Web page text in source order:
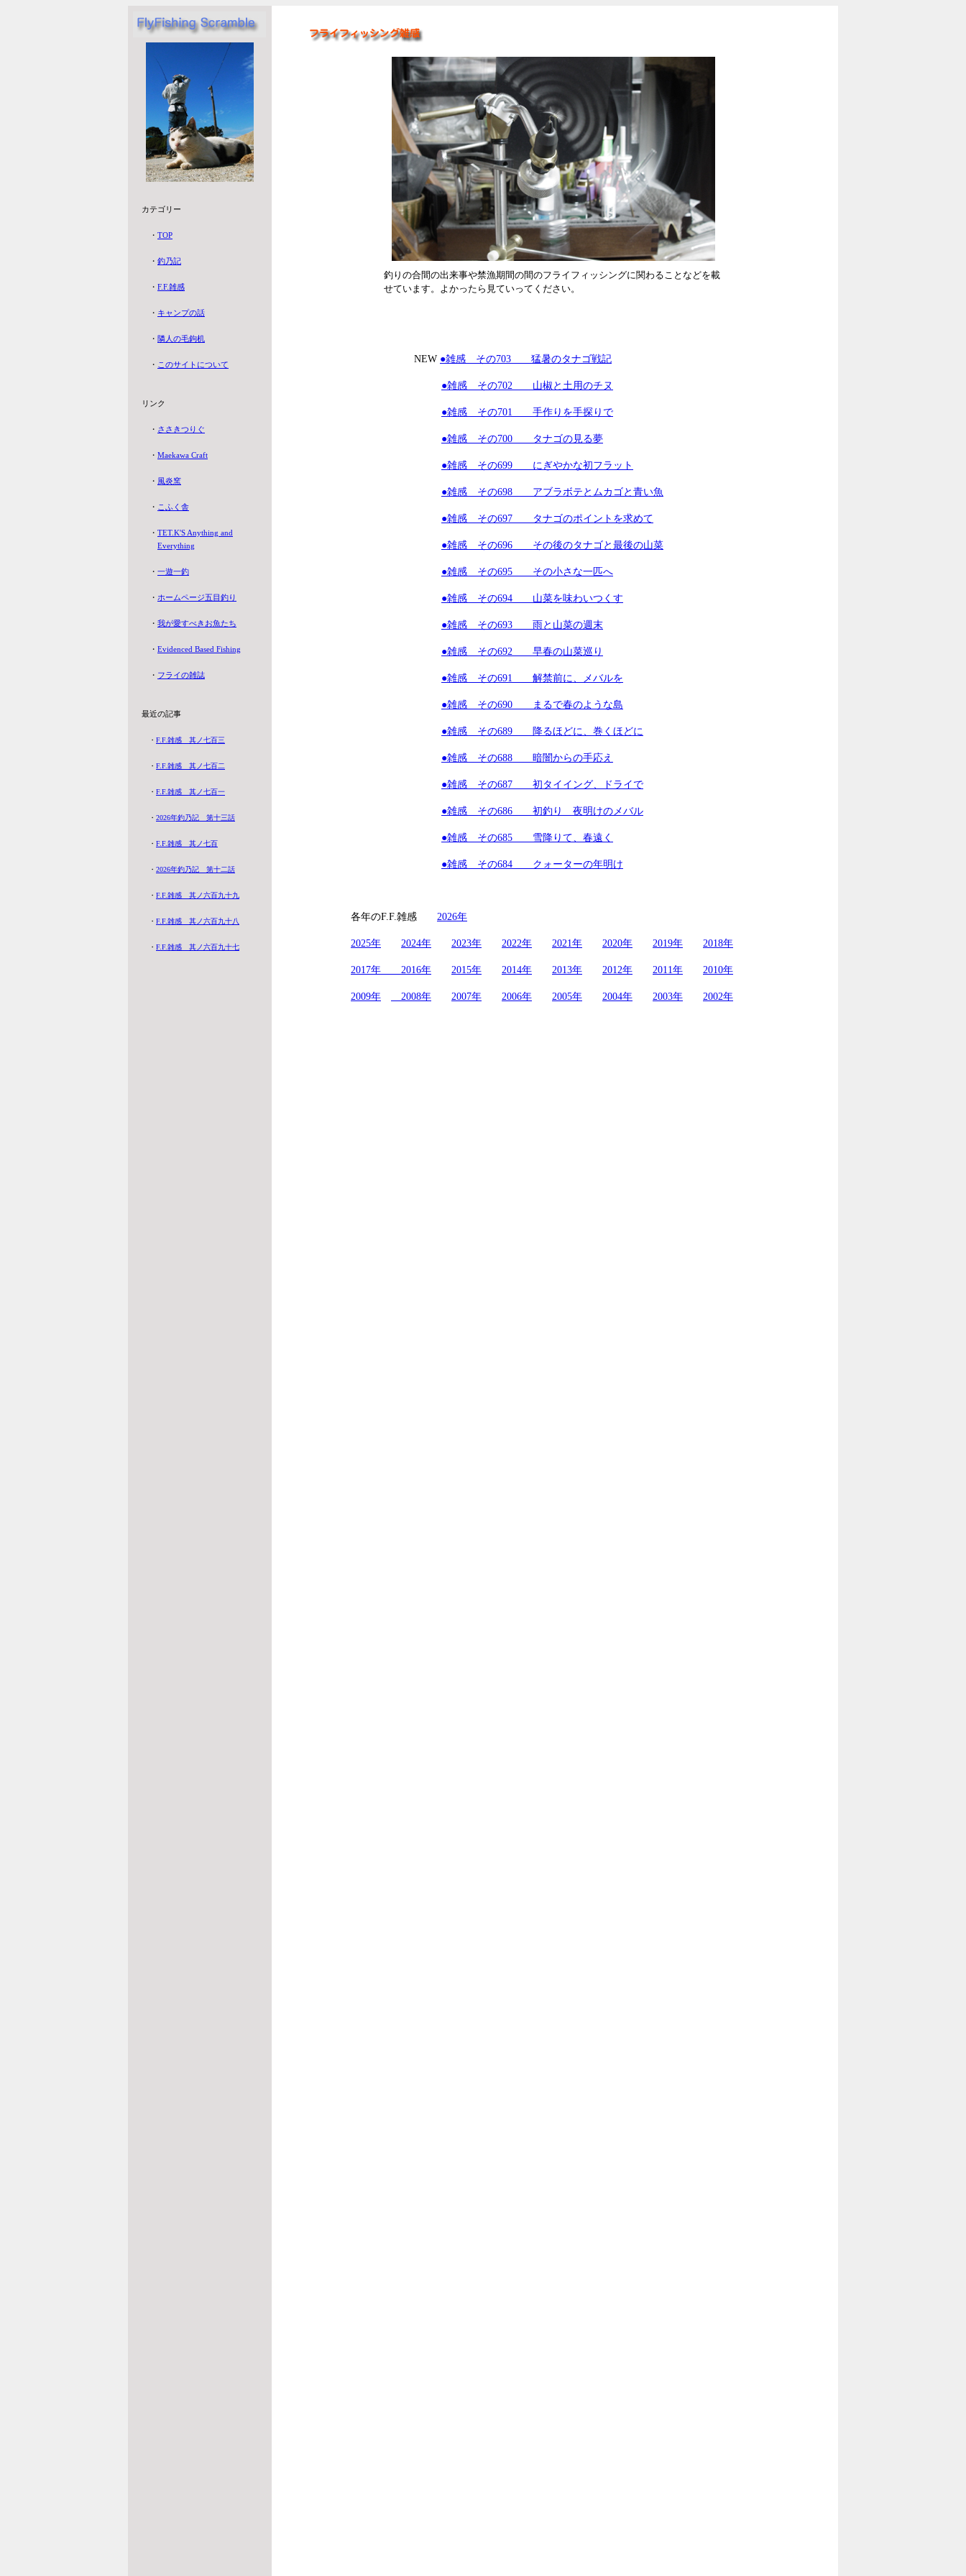
カテゴリー
・ TOP
・ 釣乃記
・ F.F.雑感
・ キャンプの話
・ 隣人の毛鉤机
・ このサイトについて
リンク
・ ささきつりぐ
・ Maekawa Craft
・ 風炎窯
・ こふく舎
・ TET.K'S Anything and
Everything
・ 一遊一釣
・ ホームページ五目釣り
・ 我が愛すべきお魚たち
・ Evidenced Based Fishing
・ フライの雑誌
最近の記事
・ F.F.雑感 其ノ七百三
・ F.F.雑感 其ノ七百二
・ F.F.雑感 其ノ七百一
・ 2026年釣乃記 第十三話
・ F.F.雑感 其ノ七百
・ 2026年釣乃記 第十二話
・ F.F.雑感 其ノ六百九十九
・ F.F.雑感 其ノ六百九十八
・ F.F.雑感 其ノ六百九十七
釣りの合間の出来事や禁漁期間の間のフライフィッシングに関わることなどを載
せています。よかったら見ていってください。
NEW ●雑感 その703 猛暑のタナゴ戦記
●雑感 その702 山椒と土用のチヌ
●雑感 その701 手作りを手探りで
●雑感 その700 タナゴの見る夢
●雑感 その699 にぎやかな初フラット
●雑感 その698 アブラボテとムカゴと青い魚
●雑感 その697 タナゴのポイントを求めて
●雑感 その696 その後のタナゴと最後の山菜
●雑感 その695 その小さな一匹へ
●雑感 その694 山菜を味わいつくす
●雑感 その693 雨と山菜の週末
●雑感 その692 早春の山菜巡り
●雑感 その691 解禁前に、メバルを
●雑感 その690 まるで春のような島
●雑感 その689 降るほどに、巻くほどに
●雑感 その688 暗闇からの手応え
●雑感 その687 初タイイング、ドライで
●雑感 その686 初釣り 夜明けのメバル
●雑感 その685 雪降りて、春遠く
●雑感 その684 クォーターの年明け
各年のF.F.雑感 2026年
2025年 2024年 2023年 2022年 2021年 2020年 2019年 2018年
2017年 2016年 2015年 2014年 2013年 2012年 2011年 2010年
2009年 2008年 2007年 2006年 2005年 2004年 2003年 2002年